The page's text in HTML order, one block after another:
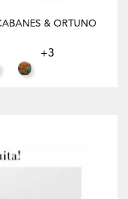
& ORTUNO
marina
Animales mostaza
+3